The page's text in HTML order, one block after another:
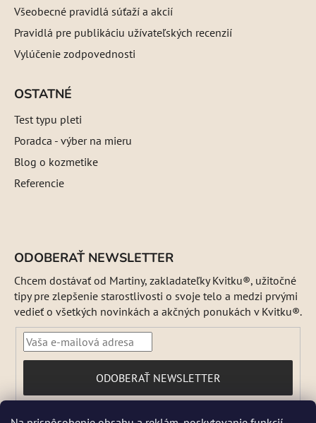
Všeobecné pravidlá súťaží a akcií
Pravidlá pre publikáciu užívateľských recenzií
Vylúčenie zodpovednosti
OSTATNÉ
Test typu pleti
Poradca - výber na mieru
Blog o kozmetike
Referencie
ODOBERAŤ NEWSLETTER
Chcem dostávať od Martiny, zakladateľky Kvitku®, užitočné
tipy pre zlepšenie starostlivosti o svoje telo a medzi prvými
vedieť o všetkých novinkách a akčných ponukách v Kvitku®.
PRIHLÁSIŤ
SA
ODOBERAŤ NEWSLETTER